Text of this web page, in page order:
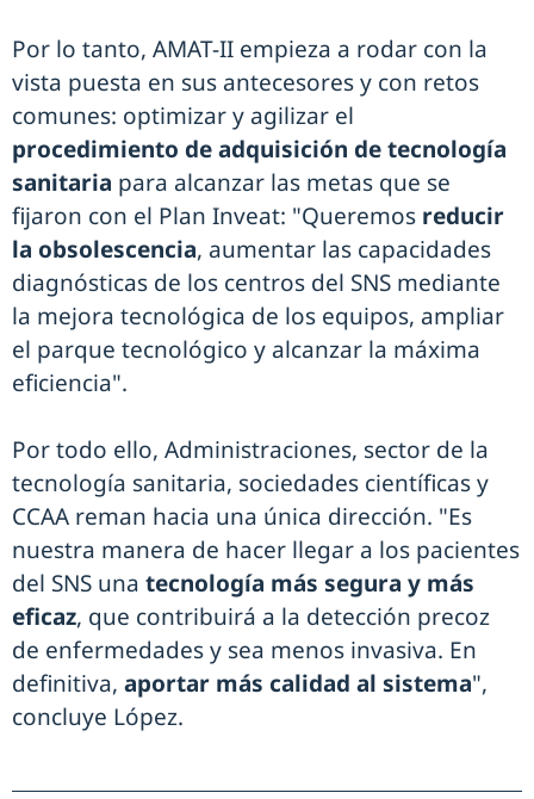
Por lo tanto, AMAT-II empieza a rodar con la
vista puesta en sus antecesores y con retos
comunes: optimizar y agilizar el
procedimiento de adquisición de tecnología
sanitaria para alcanzar las metas que se
fijaron con el Plan Inveat: "Queremos reducir
la obsolescencia, aumentar las capacidades
diagnósticas de los centros del SNS mediante
la mejora tecnológica de los equipos, ampliar
el parque tecnológico y alcanzar la máxima
eficiencia".
Por todo ello, Administraciones, sector de la
tecnología sanitaria, sociedades científicas y
CCAA reman hacia una única dirección. "Es
nuestra manera de hacer llegar a los pacientes
del SNS una tecnología más segura y más
eficaz, que contribuirá a la detección precoz
de enfermedades y sea menos invasiva. En
definitiva, aportar más calidad al sistema",
concluye López.